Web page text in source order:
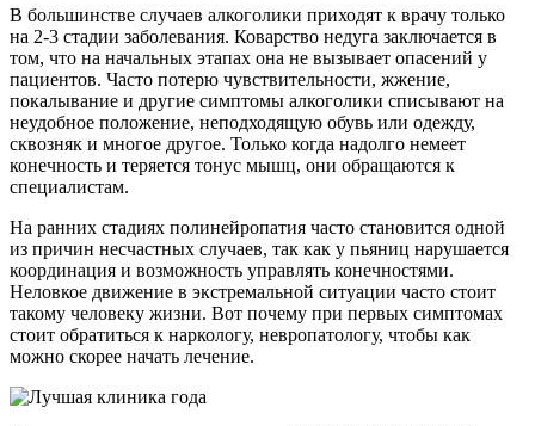
В большинстве случаев алкоголики приходят к врачу только
на 2-3 стадии заболевания. Коварство недуга заключается в
том, что на начальных этапах она не вызывает опасений у
пациентов. Часто потерю чувствительности, жжение,
покалывание и другие симптомы алкоголики списывают на
неудобное положение, неподходящую обувь или одежду,
сквозняк и многое другое. Только когда надолго немеет
конечность и теряется тонус мышц, они обращаются к
специалистам.
На ранних стадиях полинейропатия часто становится одной
из причин несчастных случаев, так как у пьяниц нарушается
координация и возможность управлять конечностями.
Неловкое движение в экстремальной ситуации часто стоит
такому человеку жизни. Вот почему при первых симптомах
стоит обратиться к наркологу, невропатологу, чтобы как
можно скорее начать лечение.